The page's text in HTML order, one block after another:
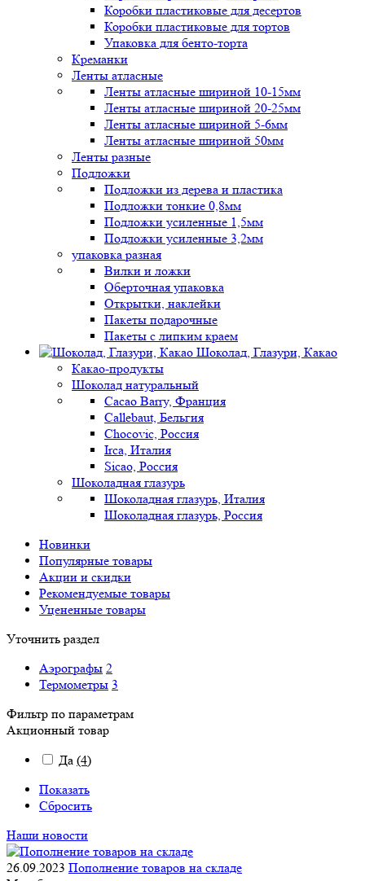
Коробки пластиковые для десертов
Коробки пластиковые для тортов
Упаковка для бенто-торта
Креманки
Ленты атласные
Ленты атласные шириной 10-15мм
Ленты атласные шириной 20-25мм
Ленты атласные шириной 5-6мм
Ленты атласные шириной 50мм
Ленты разные
Подложки
Подложки из дерева и пластика
Подложки тонкие 0,8мм
Подложки усиленные 1,5мм
Подложки усиленные 3,2мм
упаковка разная
Вилки и ложки
Оберточная упаковка
Открытки, наклейки
Пакеты подарочные
Пакеты с липким краем
Шоколад, Глазури, Какао
Какао-продукты
Шоколад натуральный
Cacao Barry, Франция
Callebaut, Бельгия
Chocovic, Россия
Irca, Италия
Sicao, Россия
Шоколадная глазурь
Шоколадная глазурь, Италия
Шоколадная глазурь, Россия
Новинки
Популярные товары
Акции и скидки
Рекомендуемые товары
Уцененные товары
Уточнить раздел
Аэрографы 2
Термометры 3
Фильтр по параметрам
Акционный товар
Да (4)
Показать
Сбросить
Наши новости
26.09.2023 Пополнение товаров на складе